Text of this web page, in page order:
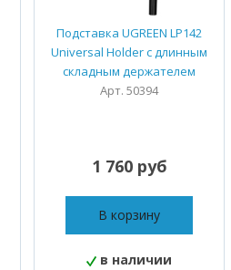
Подставка UGREEN LP142
Universal Holder с длинным
складным держателем
Арт. 50394
1 760 руб
В корзину
в наличии